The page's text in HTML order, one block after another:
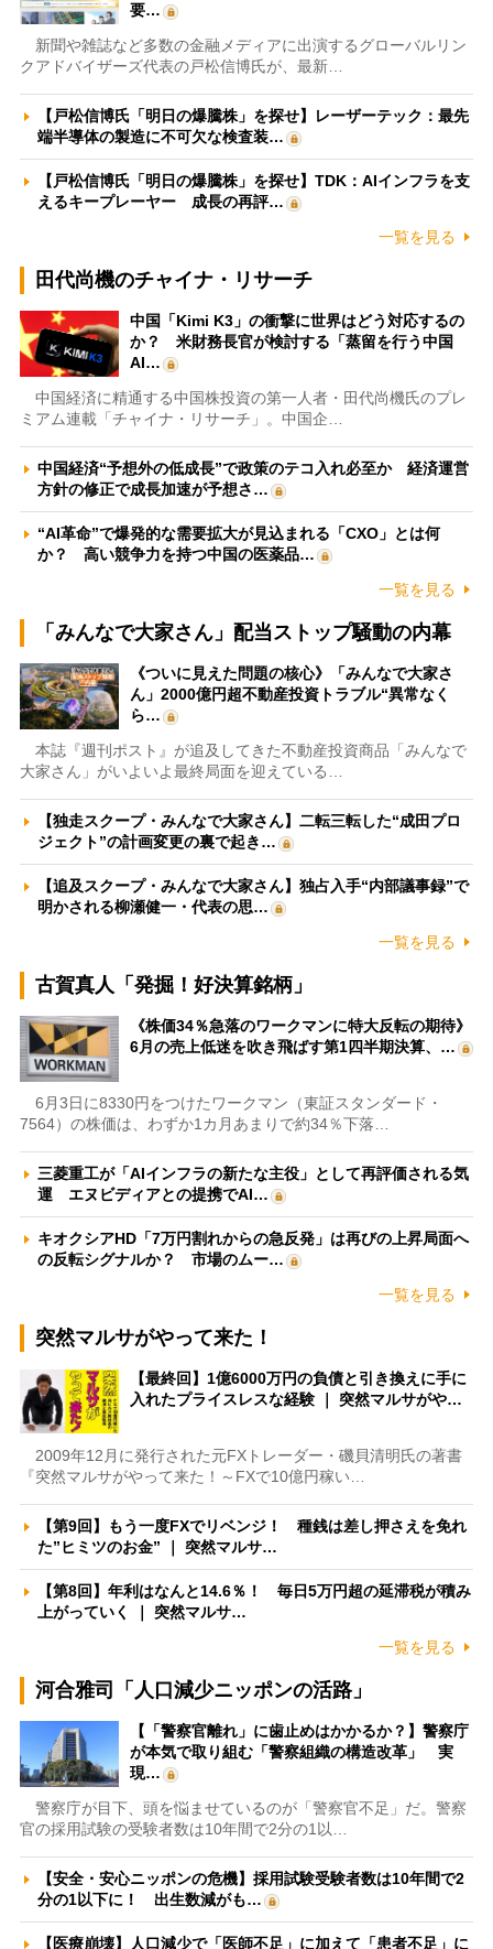
要…
新聞や雑誌など多数の金融メディアに出演するグローバルリン
クアドバイザーズ代表の戸松信博氏が、最新…
【戸松信博氏「明日の爆騰株」を探せ】レーザーテック：最先
端半導体の製造に不可欠な検査装…
【戸松信博氏「明日の爆騰株」を探せ】TDK：AIインフラを支
えるキープレーヤー 成長の再評…
一覧を見る
田代尚機のチャイナ・リサーチ
中国「Kimi K3」の衝撃に世界はどう対応するの
か？ 米財務長官が検討する「蒸留を行う中国
AI…
中国経済に精通する中国株投資の第一人者・田代尚機氏のプレ
ミアム連載「チャイナ・リサーチ」。中国企…
中国経済“予想外の低成長”で政策のテコ入れ必至か 経済運営
方針の修正で成長加速が予想さ…
“AI革命”で爆発的な需要拡大が見込まれる「CXO」とは何
か？ 高い競争力を持つ中国の医薬品…
一覧を見る
「みんなで大家さん」配当ストップ騒動の内幕
《ついに見えた問題の核心》「みんなで大家さ
ん」2000億円超不動産投資トラブル“異常なく
ら…
本誌『週刊ポスト』が追及してきた不動産投資商品「みんなで
大家さん」がいよいよ最終局面を迎えている…
【独走スクープ・みんなで大家さん】二転三転した“成田プロ
ジェクト”の計画変更の裏で起き…
【追及スクープ・みんなで大家さん】独占入手“内部議事録”で
明かされる柳瀬健一・代表の思…
一覧を見る
古賀真人「発掘！好決算銘柄」
《株価34％急落のワークマンに特大反転の期待》
6月の売上低迷を吹き飛ばす第1四半期決算、…
6月3日に8330円をつけたワークマン（東証スタンダード・
7564）の株価は、わずか1カ月あまりで約34％下落…
三菱重工が「AIインフラの新たな主役」として再評価される気
運 エヌビディアとの提携でAI…
キオクシアHD「7万円割れからの急反発」は再びの上昇局面へ
の反転シグナルか？ 市場のムー…
一覧を見る
突然マルサがやって来た！
【最終回】1億6000万円の負債と引き換えに手に
入れたプライスレスな経験 ｜ 突然マルサがや…
2009年12月に発行された元FXトレーダー・磯貝清明氏の著書
『突然マルサがやって来た！～FXで10億円稼い…
【第9回】もう一度FXでリベンジ！ 種銭は差し押さえを免れ
た”ヒミツのお金” ｜ 突然マルサ…
【第8回】年利はなんと14.6％！ 毎日5万円超の延滞税が積み
上がっていく ｜ 突然マルサ…
一覧を見る
河合雅司「人口減少ニッポンの活路」
【「警察官離れ」に歯止めはかかるか？】警察庁
が本気で取り組む「警察組織の構造改革」 実
現…
警察庁が目下、頭を悩ませているのが「警察官不足」だ。警察
官の採用試験の受験者数は10年間で2分の1以…
【安全・安心ニッポンの危機】採用試験受験者数は10年間で2
分の1以下に！ 出生数減がも…
【医療崩壊】人口減少で「医師不足」に加えて「患者不足」に